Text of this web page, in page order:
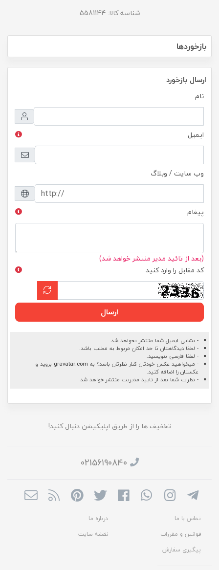
شناسه کالا:5581144
بازخوردها
ارسال بازخورد
نام
ایمیل
وب سایت / وبلاگ
پیغام
(بعد از تائید مدیر منتشر خواهد شد)
کد مقابل را وارد کنید
ارسال
- نشانی ایمیل شما منتشر نخواهد شد.
- لطفا دیدگاهتان تا حد امکان مربوط به مطلب باشد.
- لطفا فارسی بنویسید.
- میخواهید عکس خودتان کنار نظرتان باشد؟ به gravatar.com بروید و
عکستان را اضافه کنید.
- نظرات شما بعد از تایید مدیریت منتشر خواهد شد
تخفیف ها را از طریق اپلیکیشن دنبال کنید!
02156190840
تماس با ما
درباره ما
قوانین و مقررات
نقشه سایت
پیگیری سفارش